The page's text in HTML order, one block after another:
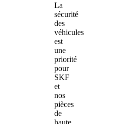
La
sécurité
des
véhicules
est
une
priorité
pour
SKF
et
nos
pièces
de
haute